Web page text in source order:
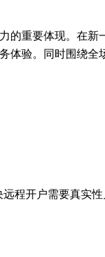
的重要体现。在
体验。同时围绕
程开户需要真实